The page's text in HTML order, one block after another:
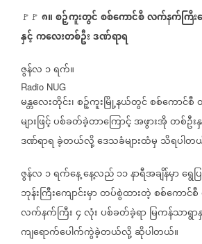
🚩🚩 ၈။စဉ့်ကူးတွင်စစ်ကောင်စီလက်နက်ကြီး
နှင့်ကလေးတစ်ဦးဒဏ်ရာရ
ဇွန်လ ၁ရက်။
Radio NUG
မန္တလေးတိုင်း၊စဉ့်ကူးမြို့နယ်တွင်စစ်ကောင်စီ
များဖြင့်ပစ်ခတ်ခဲ့တာကြောင့်အဖွားအိုတစ်ဦး
ဒဏ်ရာရခဲ့တယ်လို့ဒေသခံများထံမှ သိရပါတ
ဇွန်လ ၁ရက်နေ့နေ့လည်၁၁နာရီအချိန်မှာရွေ
ဘုန်းကြီးကျောင်းမှာတပ်စွဲထားတဲ့စစ်ကောင်စီ
လက်နက်ကြီး၄လုံးပစ်ခတ်ခဲ့ရာမြကန်သာရွာ
ကျရောက်ပေါက်ကွဲခဲ့တယ်လို့ဆိုပါတယ်။